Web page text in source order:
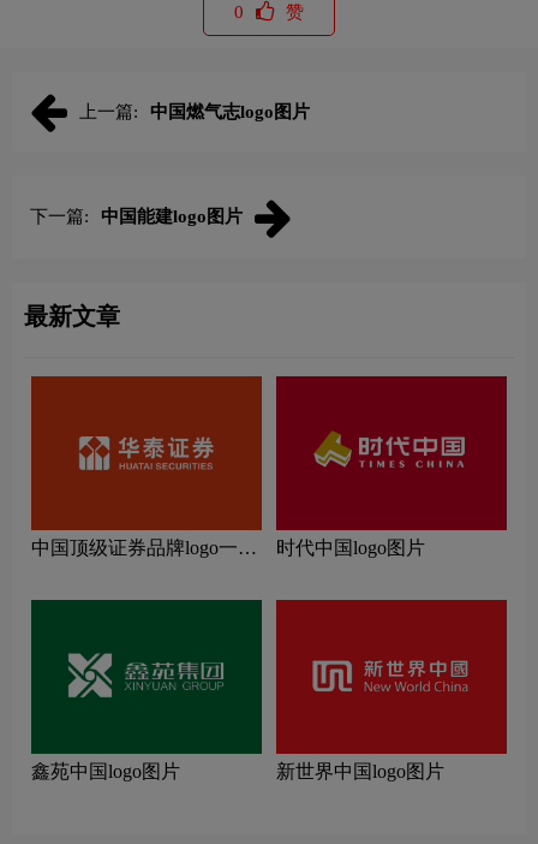
0 赞
上一篇: 中国燃气志logo图片
下一篇: 中国能建logo图片
最新文章
中国顶级证券品牌logo一
时代中国logo图片
鑫苑中国logo图片 新世界中国logo图片